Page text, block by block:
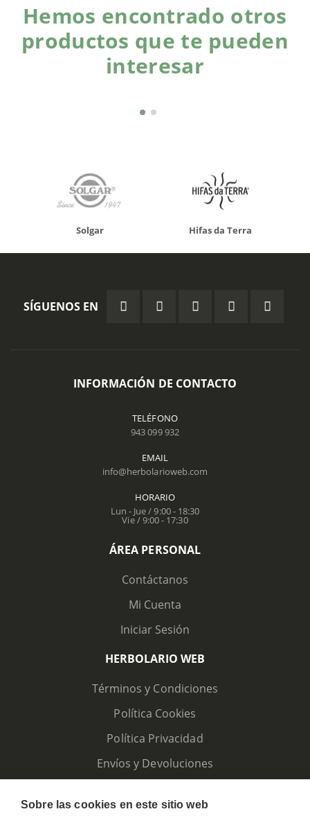
Hemos encontrado otros
productos que te pueden
interesar
Solgar Hifas da Terra
SÍGUENOS EN
INFORMACIÓN DE CONTACTO
TELÉFONO
943 099 932
EMAIL
info@herbolarioweb.com
HORARIO
Lun - Jue / 9:00 - 18:30
Vie / 9:00 - 17:30
ÁREA PERSONAL
Contáctanos
Mi Cuenta
Iniciar Sesión
HERBOLARIO WEB
Términos y Condiciones
Política Cookies
Política Privacidad
Envíos y Devoluciones
Sobre las cookies en este sitio web